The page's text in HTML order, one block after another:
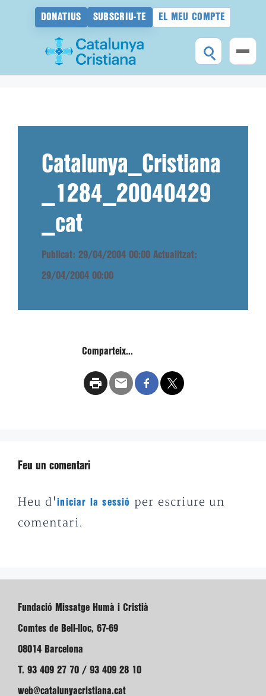
DONATIUS SUBSCRIU-TE EL MEU COMPTE
Catalunya_Cristiana
_1284_20040429
_cat
Publicat: 29/04/2004 00:00 Actualitzat:
29/04/2004 00:00
Comparteix...
Feu un comentari
Heu d'iniciar la sessió
per escriure un
comentari.
Fundació Missatge Humà i Cristià
Comtes de Bell-lloc, 67-69
08014 Barcelona
T. 93 409 27 70 / 93 409 28 10
web@catalunyacristiana.cat